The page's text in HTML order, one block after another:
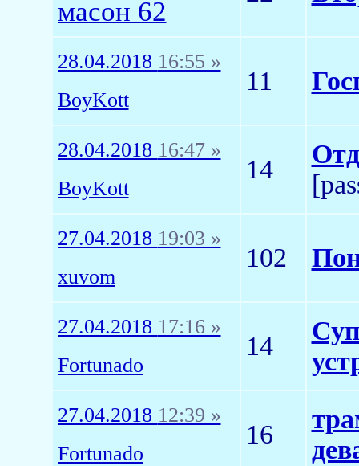
масон 62
28.04.2018 16:55 »
BoyKott
11
28.04.2018 16:47 »
BoyKott
14
27.04.2018 19:03 »
xuvom
102
27.04.2018 17:16 »
Fortunado
14
27.04.2018 12:39 »
Fortunado
16